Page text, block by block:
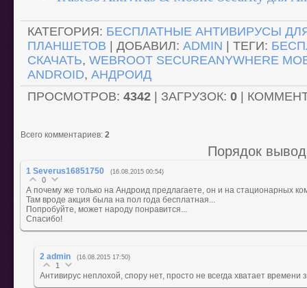
КАТЕГОРИЯ: БЕСПЛАТНЫЕ АНТИВИРУСЫ
ПЛАНШЕТОВ
ДОБАВИЛ: ADMIN ТЕГИ:
СКАЧАТЬ, WEBROOT SECUREANYWHERE
ANDROID, АНДРОИД
ПРОСМОТРОВ: 4342 ЗАГРУЗОК: 0
Всего комментариев: 2
Порядок
1 Severus16851750 (16.08.2015 00:54)
0
А почему же только на Андроид предлагаете, он и на стационарных
Там вроде акция была на пол года бесплатная...
Попробуйте, может народу понравится...
Спасибо!
2 admin (16.08.2015 17:50)
1
Антивирус неплохой, спору нет, просто не всегда хватает времени